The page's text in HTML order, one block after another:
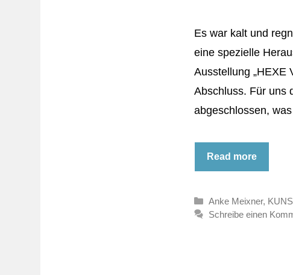
Es war kalt und
eine spezielle
Ausstellung „HEXE
Abschluss. Für uns
abgeschlossen,
Read more
Kategorien
Anke Meixner,
Schreibe einen